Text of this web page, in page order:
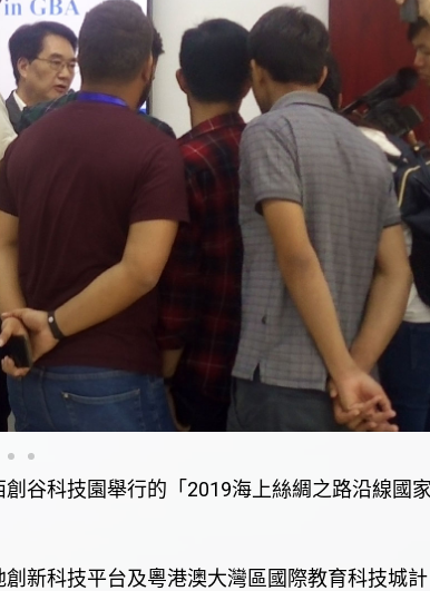
谷科技園舉行的「2019海上絲綢之路沿線國
新科技平台及粵港澳大灣區國際教育科技城計